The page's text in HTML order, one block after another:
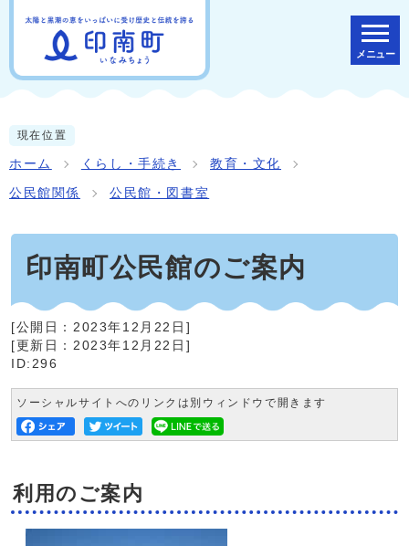
メニュー
現在位置
ホーム くらし・手続き 教育・文化
公民館関係 公民館・図書室
印南町公民館のご案内
[公開日： 2023年12月22日 ]
[更新日： 2023年12月22日 ]
ID:296
ソーシャルサイトへのリンクは別ウィンドウで開きます
利用のご案内